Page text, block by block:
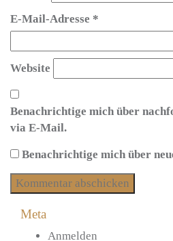
E-Mail-Adresse *
Website
Benachrichtige mich über
via E-Mail.
Benachrichtige mich über
Meta
Anmelden